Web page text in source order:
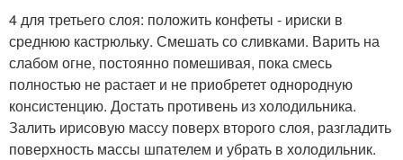
4 для третьего слоя: положить конфеты - ириски в
среднюю кастрюльку. Смешать со сливками. Варить на
слабом огне, постоянно помешивая, пока смесь
полностью не растает и не приобретет однородную
консистенцию. Достать противень из холодильника.
Залить ирисовую массу поверх второго слоя, разгладить
поверхность массы шпателем и убрать в холодильник.